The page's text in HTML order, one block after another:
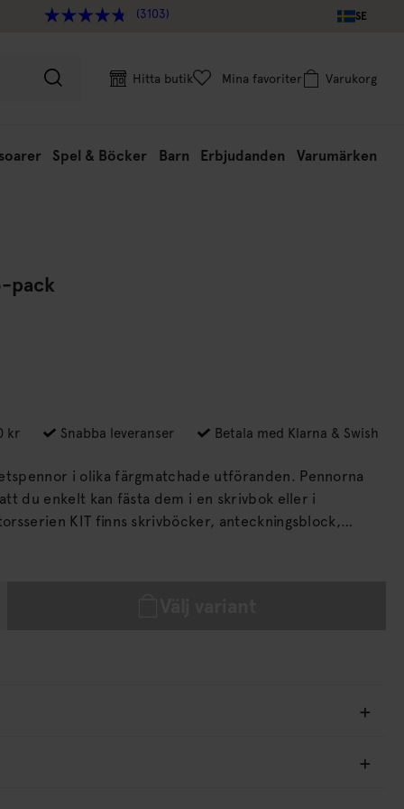
(3103) SE
Hitta butik Mina favoriter Varukorg
Spel & Böcker Barn Erbjudanden Varumärken
pack
kr Snabba leveranser Betala med Klarna & Swish
i olika färgmatchade utföranden. Pennorna
du enkelt kan fästa dem i en skrivbok eller i
pennor som underlättar vardagen.